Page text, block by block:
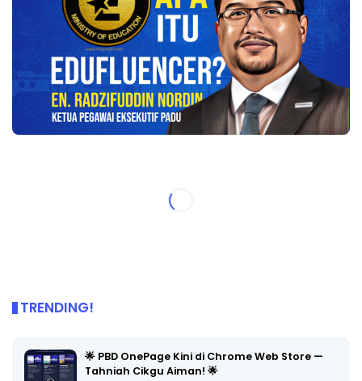
TRENDING!
🌟 PBD OnePage Kini di Chrome Web Store —
Tahniah Cikgu Aiman! 🌟